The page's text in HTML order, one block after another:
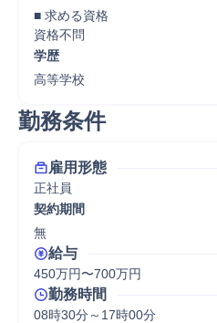
■ 求める資格
資格不問
学歴
高等学校
勤務条件
雇用形態
正社員
契約期間
無
給与
450万円〜700万円
勤務時間
08時30分～17時00分